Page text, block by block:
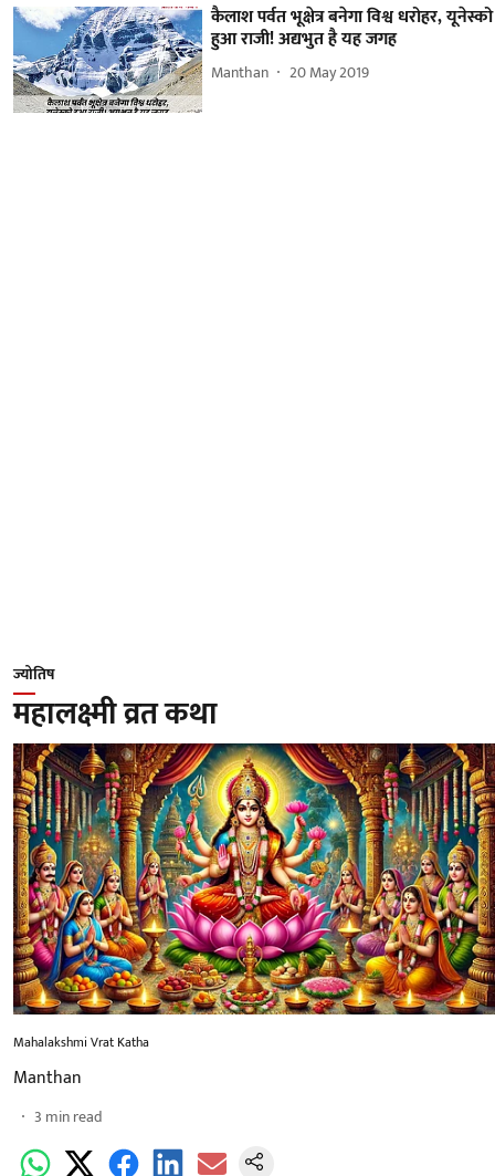
कैलाश पर्वत भूक्षेत्र बनेगा विश्व धरोहर, यूनेस्को
हुआ राजी! अद्यभुत है यह जगह
Manthan 20 May 2019
ज्योतिष
महालक्ष्मी व्रत कथा
Mahalakshmi Vrat Katha
Manthan
3 min read